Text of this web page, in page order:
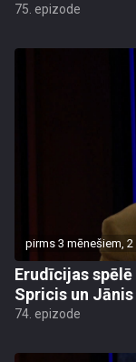
75. epizode
pirms 3 mēnešiem, 2
Erudīcijas
Spricis un
74. epizode